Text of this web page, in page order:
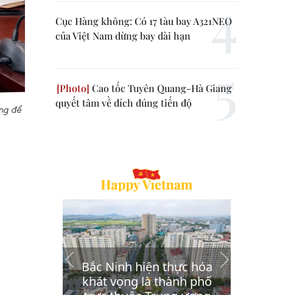
để
Cục Hàng không: Có 17 tàu bay A321NEO
của Việt Nam dừng bay dài hạn
Cao tốc Tuyên Quang-Hà Giang
quyết tâm về đích đúng tiến độ